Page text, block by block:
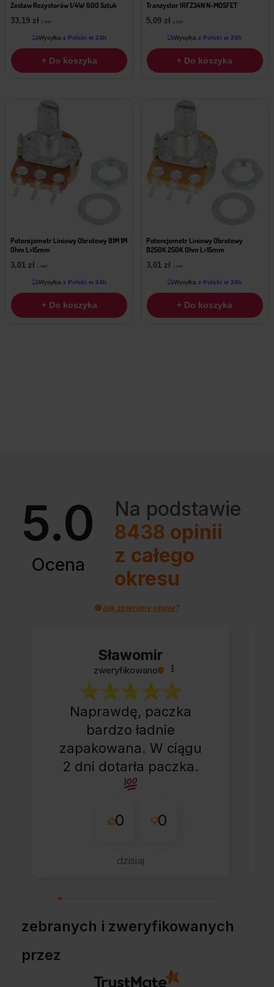
Zestaw Rezystorów 1/4W 600 Sztuk
33,19 zł z VAT
Wysyłka z Polski w 24h
+ Do koszyka
Tranzystor IRFZ34N N-MOSFET
5,09 zł z VAT
Wysyłka z Polski w 24h
+ Do koszyka
Potencjometr Liniowy Obrotowy B1M 1M
Ohm L=15mm
3,01 zł z VAT
Wysyłka z Polski w 24h
+ Do koszyka
Potencjometr Liniowy Obrotowy
B250K 250K Ohm L=15mm
3,01 zł z VAT
Wysyłka z Polski w 24h
+ Do koszyka
5.0
Ocena
Na podstawie
8438 opinii
z całego
okresu
Jak zbieramy opinie?
Sławomir
zweryfikowano
Naprawdę, paczka
bardzo ładnie
zapakowana. W ciągu
2 dni dotarła paczka.
0 0
dzisiaj
zebranych i zweryfikowanych
przez